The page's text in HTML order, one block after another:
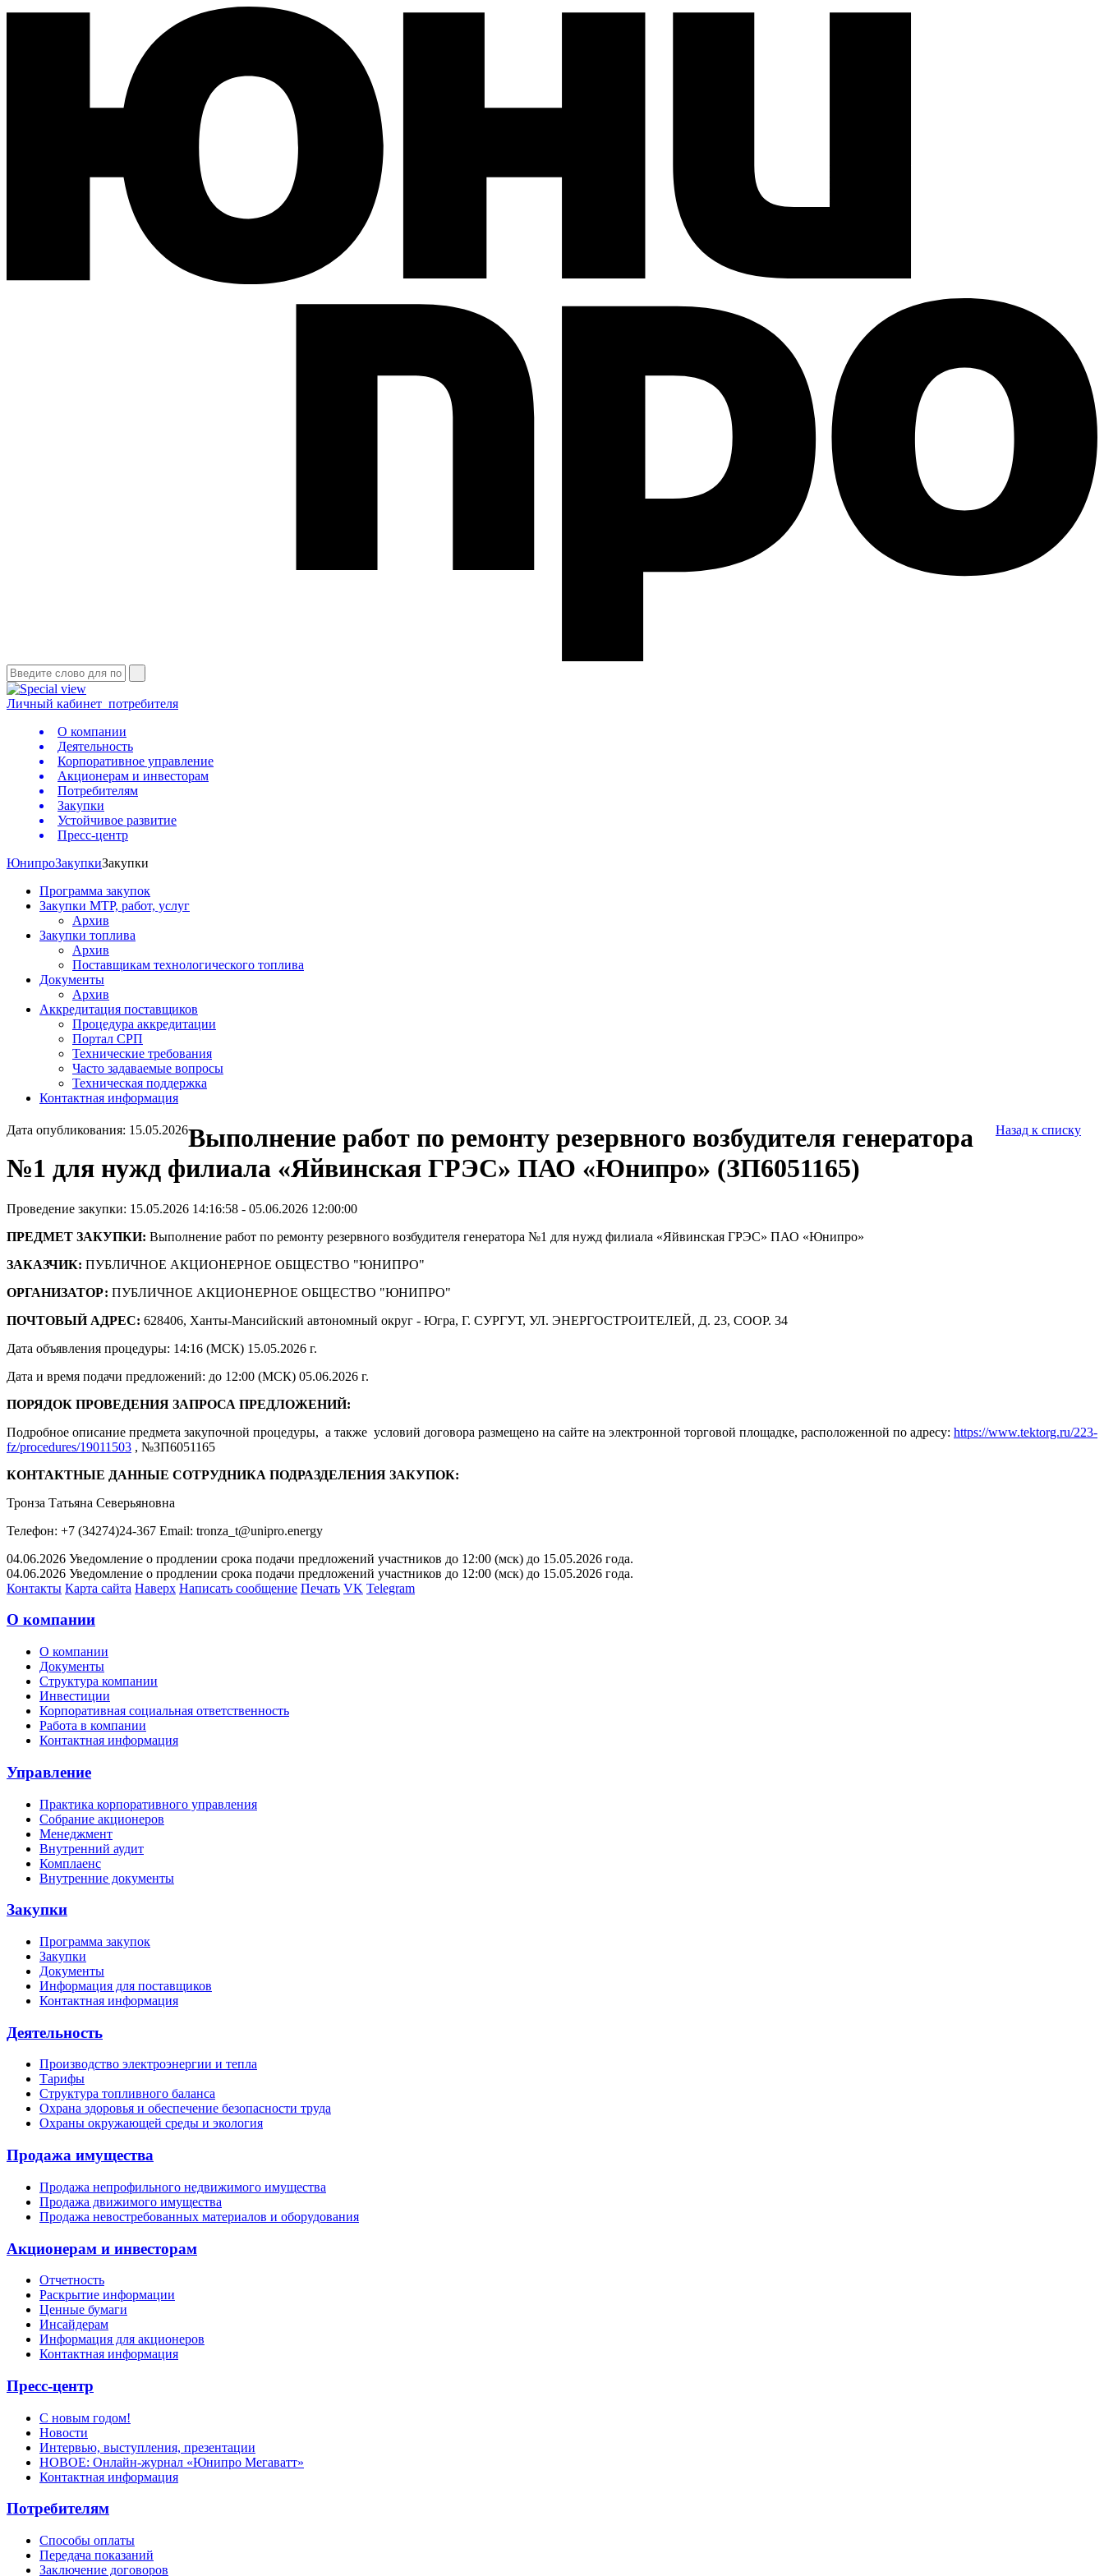
Личный кабинет потребителя
О компании
Деятельность
Корпоративное управление
Акционерам и инвесторам
Потребителям
Закупки
Устойчивое развитие
Пресс-центр
ЮнипроЗакупкиЗакупки
Программа закупок
Закупки МТР, работ, услуг
Архив
Закупки топлива
Архив
Поставщикам технологического топлива
Документы
Архив
Аккредитация поставщиков
Процедура аккредитации
Портал СРП
Технические требования
Часто задаваемые вопросы
Техническая поддержка
Контактная информация
Дата опубликования: 15.05.2026 Назад к списку
Выполнение работ по ремонту резервного возбудителя генератора
№1 для нужд филиала «Яйвинская ГРЭС» ПАО «Юнипро» (ЗП6051165)
Проведение закупки: 15.05.2026 14:16:58 - 05.06.2026 12:00:00
ПРЕДМЕТ ЗАКУПКИ: Выполнение работ по ремонту резервного возбудителя генератора №1 для нужд филиала «Яйвинская ГРЭС» ПАО «Юнипро»
ЗАКАЗЧИК: ПУБЛИЧНОЕ АКЦИОНЕРНОЕ ОБЩЕСТВО "ЮНИПРО"
ОРГАНИЗАТОР: ПУБЛИЧНОЕ АКЦИОНЕРНОЕ ОБЩЕСТВО "ЮНИПРО"
ПОЧТОВЫЙ АДРЕС: 628406, Ханты-Мансийский автономный округ - Югра, Г. СУРГУТ, УЛ. ЭНЕРГОСТРОИТЕЛЕЙ, Д. 23, СООР. 34
Дата объявления процедуры: 14:16 (МСК) 15.05.2026 г.
Дата и время подачи предложений: до 12:00 (МСК) 05.06.2026 г.
ПОРЯДОК ПРОВЕДЕНИЯ ЗАПРОСА ПРЕДЛОЖЕНИЙ:
Подробное описание предмета закупочной процедуры, а также условий договора размещено на сайте на электронной торговой площадке, расположенной по адресу: https://www.tektorg.ru/223-
fz/procedures/19011503 , №ЗП6051165
КОНТАКТНЫЕ ДАННЫЕ СОТРУДНИКА ПОДРАЗДЕЛЕНИЯ ЗАКУПОК:
Тронза Татьяна Северьяновна
Телефон: +7 (34274)24-367 Email: tronza_t@unipro.energy
04.06.2026 Уведомление о продлении срока подачи предложений участников до 12:00 (мск) до 15.05.2026 года.
04.06.2026 Уведомление о продлении срока подачи предложений участников до 12:00 (мск) до 15.05.2026 года.
Контакты Карта сайта Наверх Написать сообщение Печать VK Telegram
О компании
О компании
Документы
Структура компании
Инвестиции
Корпоративная социальная ответственность
Работа в компании
Контактная информация
Управление
Практика корпоративного управления
Собрание акционеров
Менеджмент
Внутренний аудит
Комплаенс
Внутренние документы
Закупки
Программа закупок
Закупки
Документы
Информация для поставщиков
Контактная информация
Деятельность
Производство электроэнергии и тепла
Тарифы
Структура топливного баланса
Охрана здоровья и обеспечение безопасности труда
Охраны окружающей среды и экология
Продажа имущества
Продажа непрофильного недвижимого имущества
Продажа движимого имущества
Продажа невостребованных материалов и оборудования
Акционерам и инвесторам
Отчетность
Раскрытие информации
Ценные бумаги
Инсайдерам
Информация для акционеров
Контактная информация
Пресс-центр
С новым годом!
Новости
Интервью, выступления, презентации
НОВОЕ: Онлайн-журнал «Юнипро Мегаватт»
Контактная информация
Потребителям
Способы оплаты
Передача показаний
Заключение договоров